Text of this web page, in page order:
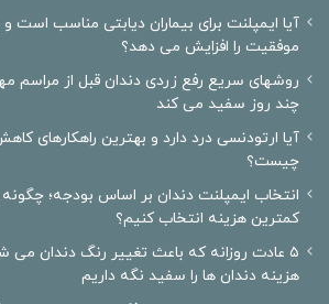
آیا ایمپلنت برای بیماران دیابتی مناسب
موفقیت را افزایش می دهد؟
روشهای سریع رفع زردی دندان قبل از مراسم
چند روز سفید می کند
آیا ارتودنسی درد دارد و بهترین راهکارهای
چیست؟
انتخاب ایمپلنت دندان بر اساس بودجه؛ چگونه
کمترین هزینه انتخاب کنیم؟
۵ عادت روزانه که باعث تغییر رنگ دندان
هزینه دندان ها را سفید نگه داریم